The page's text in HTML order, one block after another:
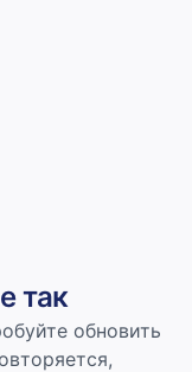
так
обновить